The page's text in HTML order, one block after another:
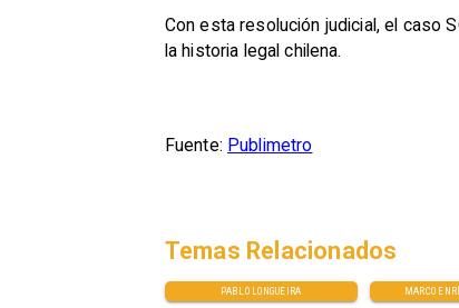
Con esta resolución judicial, el caso
la historia legal chilena.
Fuente: Publimetro
PABLO LONGUEIRA MARCO
Temas Relacionados